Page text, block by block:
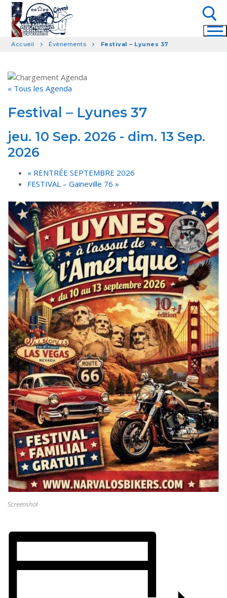
Aller
contenu
Accueil Évènements Festival – Lyunes 37
« Tous les Agenda
Festival – Lyunes 37
jeu. 10 Sep. 2026 - dim. 13 Sep.
2026
« RENTRÉE SEPTEMBRE 2026
FESTIVAL – Gaineville 76»
Screenshot